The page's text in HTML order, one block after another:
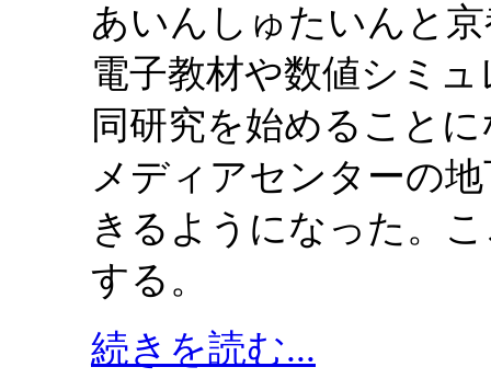
あいんしゅたいんと
電子教材や数値シミ
同研究を始めること
メディアセンターの
きるようになった。
する。
続きを読む...